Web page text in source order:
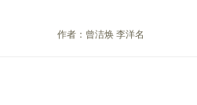
作者：曾洁焕 李洋名